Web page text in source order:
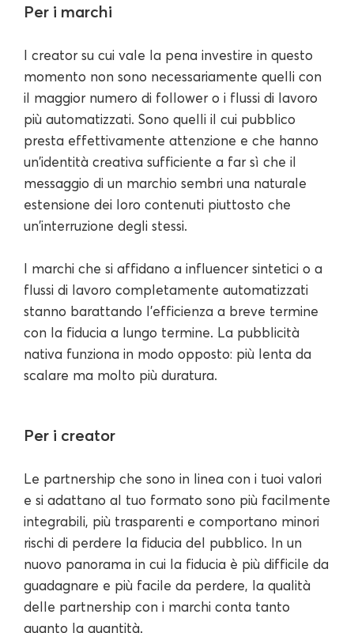
Per i marchi
I creator su cui vale la pena investire in questo
momento non sono necessariamente quelli con
il maggior numero di follower o i flussi di lavoro
più automatizzati. Sono quelli il cui pubblico
presta effettivamente attenzione e che hanno
un'identità creativa sufficiente a far sì che il
messaggio di un marchio sembri una naturale
estensione dei loro contenuti piuttosto che
un'interruzione degli stessi.
I marchi che si affidano a influencer sintetici o a
flussi di lavoro completamente automatizzati
stanno barattando l'efficienza a breve termine
con la fiducia a lungo termine. La pubblicità
nativa funziona in modo opposto: più lenta da
scalare ma molto più duratura.
Per i creator
Le partnership che sono in linea con i tuoi valori
e si adattano al tuo formato sono più facilmente
integrabili, più trasparenti e comportano minori
rischi di perdere la fiducia del pubblico. In un
nuovo panorama in cui la fiducia è più difficile da
guadagnare e più facile da perdere, la qualità
delle partnership con i marchi conta tanto
quanto la quantità.